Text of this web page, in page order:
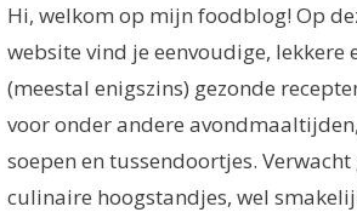
Hi, welkom op mijn foodblog! Op
website vind je eenvoudige, lekkere
(meestal enigszins) gezonde
voor onder andere avondmaaltijden,
soepen en tussendoortjes. Verwacht
culinaire hoogstandjes, wel